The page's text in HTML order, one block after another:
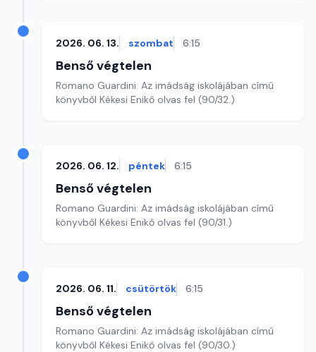
2026. 06. 13. szombat 6:15
Benső végtelen
Romano Guardini: Az imádság iskolájában című
könyvből Kékesi Enikő olvas fel (90/32.)
2026. 06. 12. péntek 6:15
Benső végtelen
Romano Guardini: Az imádság iskolájában című
könyvből Kékesi Enikő olvas fel (90/31.)
2026. 06. 11. csütörtök 6:15
Benső végtelen
Romano Guardini: Az imádság iskolájában című
könyvből Kékesi Enikő olvas fel (90/30.)